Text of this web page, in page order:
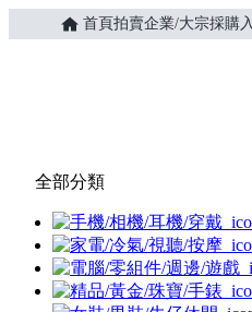
首頁拍賣企業/大宗採購
全部分類